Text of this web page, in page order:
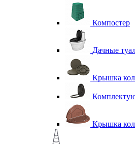
Компостер
Дачные
Крышка
Крышка